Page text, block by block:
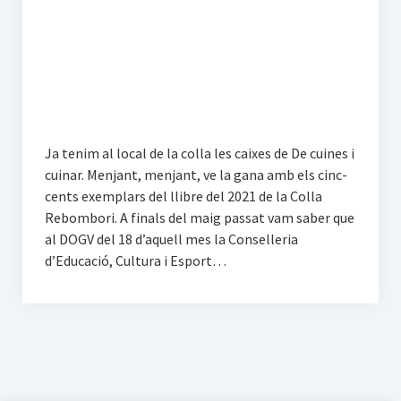
Multimèdia
Àlbum
Vídeos
Ja tenim al local de la colla les caixes de De cuines i
cuinar. Menjant, menjant, ve la gana amb els cinc-
cents exemplars del llibre del 2021 de la Colla
Rebombori. A finals del maig passat vam saber que
al DOGV del 18 d’aquell mes la Conselleria
d’Educació, Cultura i Esport…